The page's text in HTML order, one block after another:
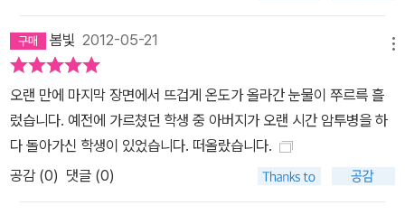
봄빛 2012-05-21
오랜 만에 마지막 장면에서 뜨겁게 온도가 올라간 눈물이 쭈르륵 흘
렀습니다. 예전에 가르쳤던 학생 중 아버지가 오랜 시간 암투병을 하
다 돌아가신 학생이 있었습니다. 떠올랐습니다.
공감 (0) 댓글 (0)